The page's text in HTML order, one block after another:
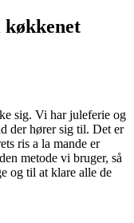
køkkenet
sig. Vi har juleferie og
der hører sig til. Det er
ris a la mande er
metode vi bruger, så
og til at klare alle de